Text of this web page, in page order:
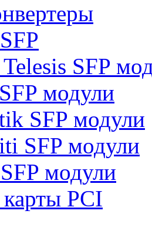
SFP
модули
SFP модули
SFP модули
модули
PCI